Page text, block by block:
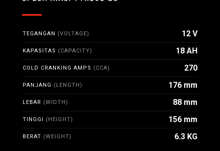
TEGANGAN (VOLTAGE) 12 V
KAPASITAS (CAPACITY) 18 AH
COLD CRANKING AMPS (CCA) 270
PANJANG (LENGTH) 176 mm
LEBAR (WIDTH) 88 mm
TINGGI (HEIGHT) 156 mm
BERAT (WEIGHT) 6.3 KG